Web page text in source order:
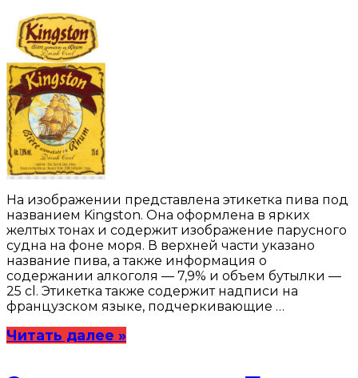
На изображении представлена этикетка пива под
названием Kingston. Она оформлена в ярких
желтых тонах и содержит изображение парусного
судна на фоне моря. В верхней части указано
название пива, а также информация о
содержании алкоголя — 7,9% и объем бутылки —
25 cl. Этикетка также содержит надписи на
французском языке, подчеркивающие …
Читать далее »